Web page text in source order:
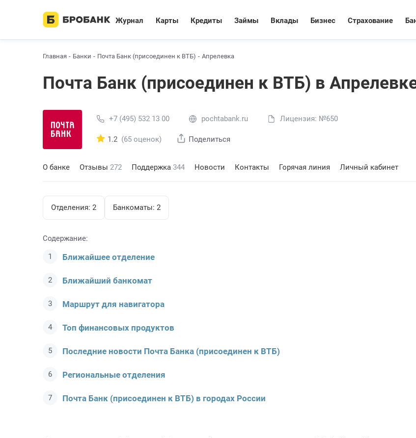
Журнал Карты Кредиты Займы Вклады Бизнес Страхование
Главная Банки Почта Банк (присоединен к ВТБ) Апрелевка
Почта Банк (присоединен к ВТБ) в
+7 (495) 532 13 00 pochtabank.ru Лицензия: №650
1.2 (65 оценок) Поделиться
О банке Отзывы 272 Поддержка 344 Новости Контакты Горячая линия Личный кабинет
Отделения: 2 Банкоматы: 2
Содержание:
Ближайшее отделение
Ближайший банкомат
Маршрут для навигатора
Топ финансовых продуктов
Последние новости Почта Банкa (присоединен к ВТБ)
Региональные отделения
Почта Банк (присоединен к ВТБ) в городах России